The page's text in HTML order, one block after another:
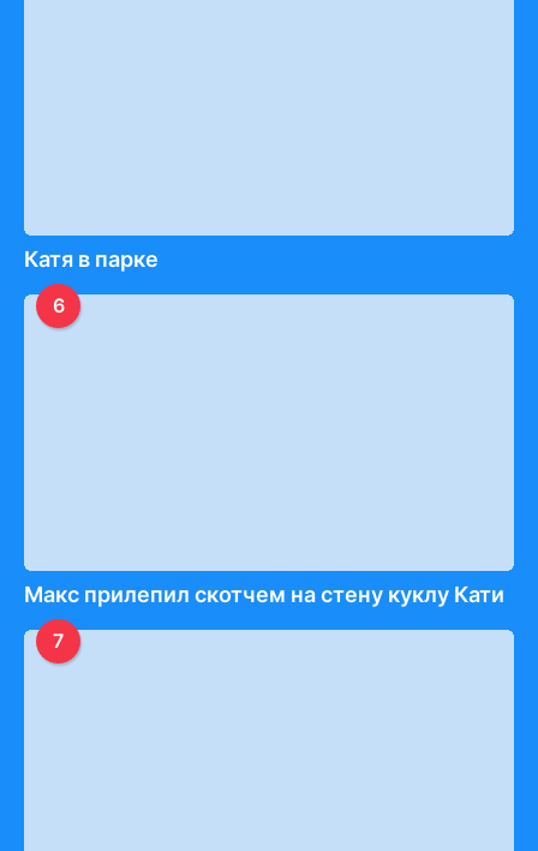
Катя в парке
6
Макс прилепил скотчем на стену куклу Кати
7